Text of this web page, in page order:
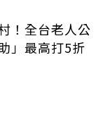
！全台老人公
」最高打5折